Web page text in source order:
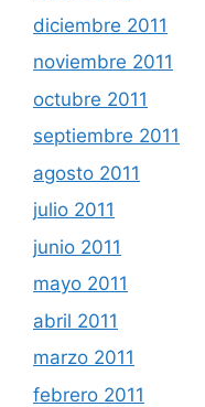
diciembre 2011
noviembre 2011
octubre 2011
septiembre 2011
agosto 2011
julio 2011
junio 2011
mayo 2011
abril 2011
marzo 2011
febrero 2011